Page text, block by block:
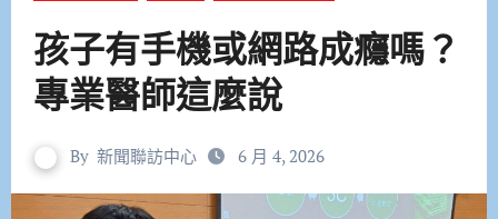
孩子有手機或網路成癮嗎？
專業醫師這麼說
By 新聞聯訪中心 6 月 4, 2026